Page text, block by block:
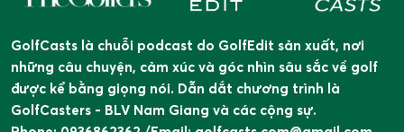
GolfCasts là chuỗi podcast do GolfEdit sản xuất, nơi
những câu chuyện, cảm xúc và góc nhìn sâu sắc về golf
được kể bằng giọng nói. Dẫn dắt chương trình là
GolfCasters - BLV Nam Giang và các cộng sự.